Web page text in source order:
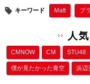
キーワード Matt ブ
人
CMNOW CM STU48
僕が⾒たかった⻘空 浜辺